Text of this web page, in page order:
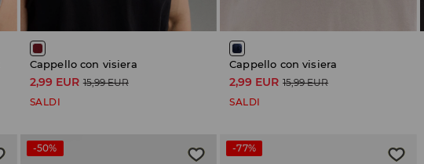
Cappello con visiera
2,99 EUR 15,99 EUR
SALDI
Cappello con visiera
2,99 EUR 15,99 EUR
SALDI
-50% -77%